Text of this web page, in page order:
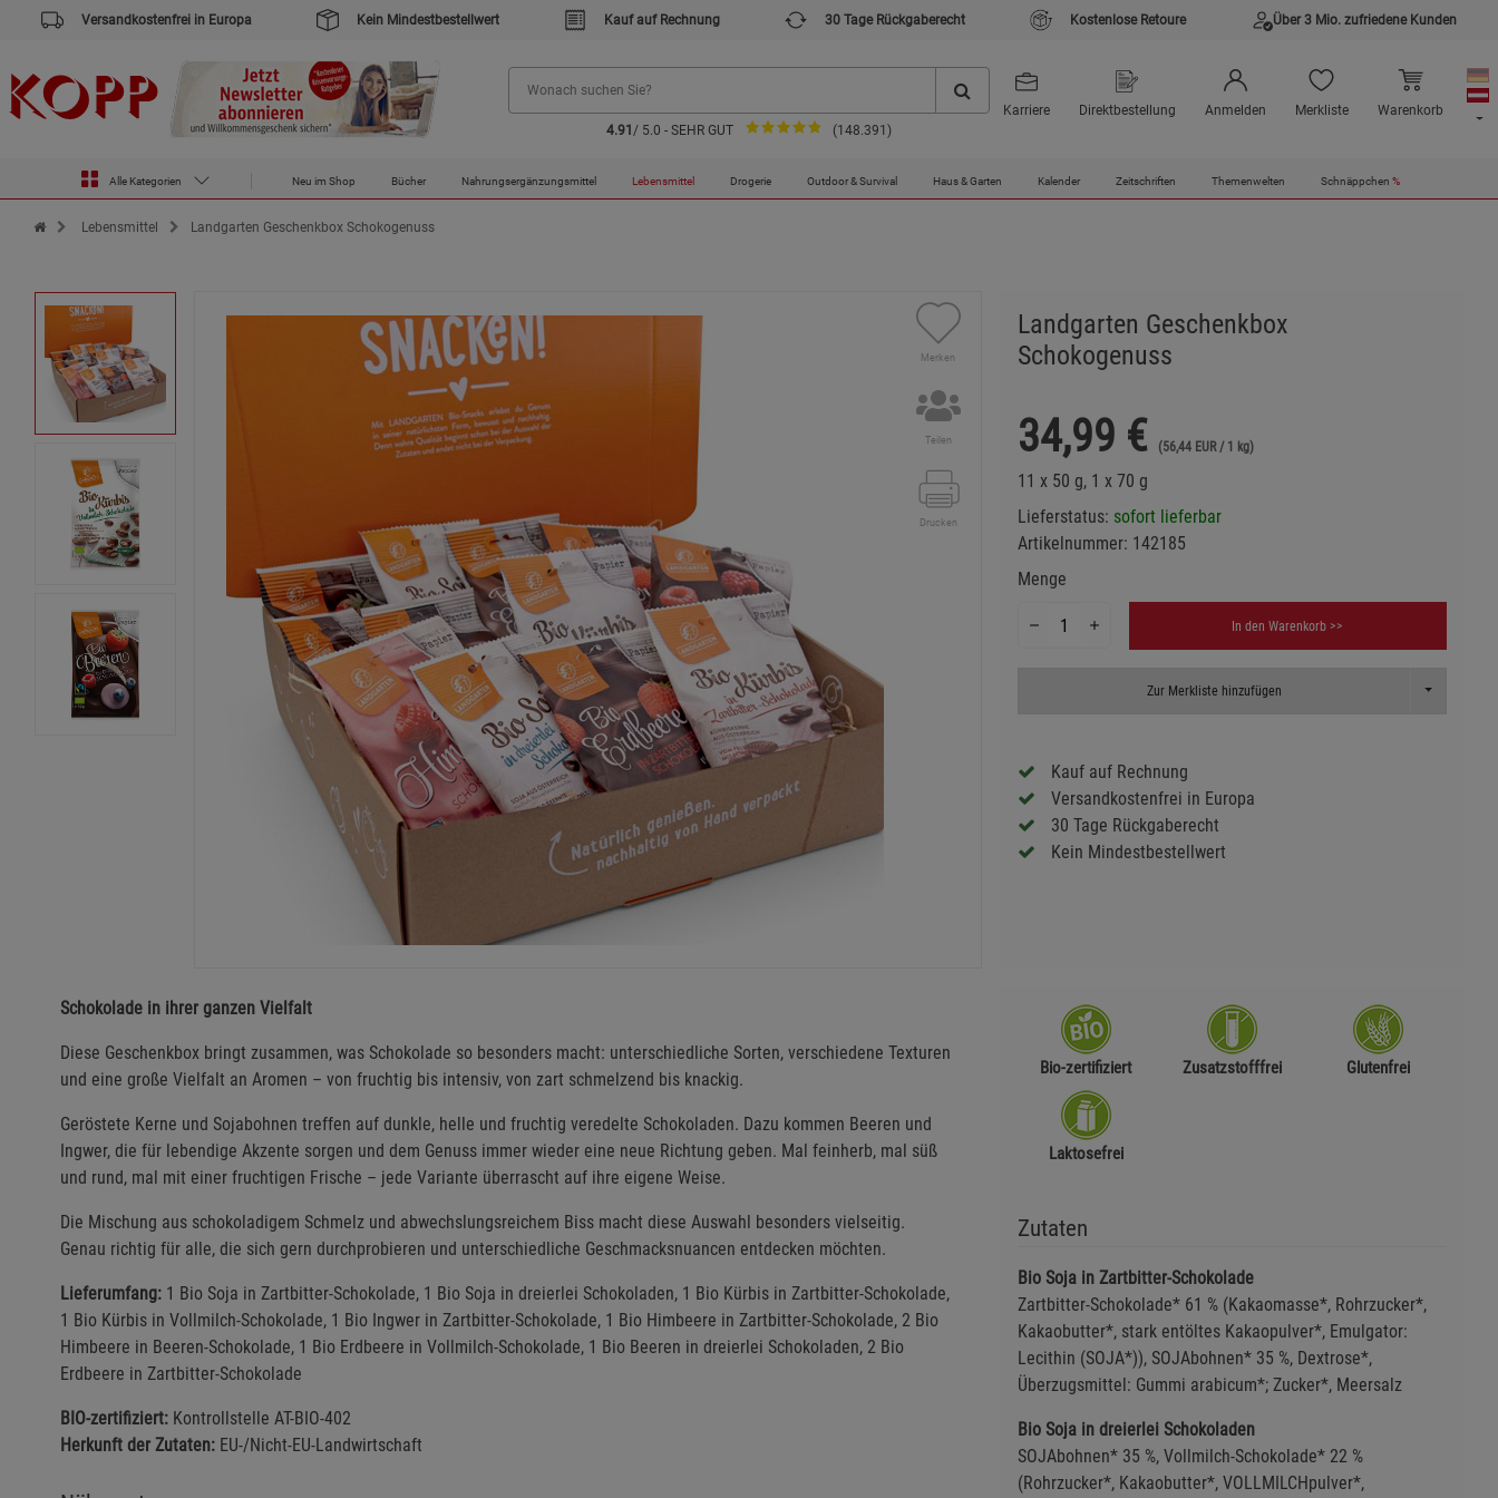
Versandkostenfrei in Europa Kein Mindestbestellwert Kauf auf Rechnung 30 Tage Rückgaberecht Kostenlose Retoure Über 3 Mio. zufriedene Kunden
4.91 / 5.0 - SEHR GUT (148.391)
Karriere Direktbestellung Anmelden Merkliste Warenkorb
Alle Kategorien Neu im Shop Bücher Nahrungsergänzungsmittel Lebensmittel Drogerie Outdoor & Survival Haus & Garten Kalender Zeitschriften Themenwelten Schnäppchen %
Zur Startseite des Kopp Verlag Online-Shop
Lebensmittel Landgarten Geschenkbox Schokogenuss
Merken
Teilen
Drucken
Landgarten Geschenkbox
Schokogenuss
34,99 € (56,44 EUR / 1 kg)
11 x 50 g, 1 x 70 g
Lieferstatus: sofort lieferbar
Artikelnummer: 142185
Menge
In den Warenkorb >>
Zur Merkliste hinzufügen Toggle
Kauf auf Rechnung
Versandkostenfrei in Europa
30 Tage Rückgaberecht
Kein Mindestbestellwert
Schokolade in ihrer ganzen Vielfalt
Diese Geschenkbox bringt zusammen, was Schokolade so besonders macht: unterschiedliche Sorten, verschiedene Texturen
und eine große Vielfalt an Aromen – von fruchtig bis intensiv, von zart schmelzend bis knackig.
Geröstete Kerne und Sojabohnen treffen auf dunkle, helle und fruchtig veredelte Schokoladen. Dazu kommen Beeren und
Ingwer, die für lebendige Akzente sorgen und dem Genuss immer wieder eine neue Richtung geben. Mal feinherb, mal süß
und rund, mal mit einer fruchtigen Frische – jede Variante überrascht auf ihre eigene Weise.
Die Mischung aus schokoladigem Schmelz und abwechslungsreichem Biss macht diese Auswahl besonders vielseitig.
Genau richtig für alle, die sich gern durchprobieren und unterschiedliche Geschmacksnuancen entdecken möchten.
Lieferumfang: 1 Bio Soja in Zartbitter-Schokolade, 1 Bio Soja in dreierlei Schokoladen, 1 Bio Kürbis in Zartbitter-Schokolade,
1 Bio Kürbis in Vollmilch-Schokolade, 1 Bio Ingwer in Zartbitter-Schokolade, 1 Bio Himbeere in Zartbitter-Schokolade, 2 Bio
Himbeere in Beeren-Schokolade, 1 Bio Erdbeere in Vollmilch-Schokolade, 1 Bio Beeren in dreierlei Schokoladen, 2 Bio
Erdbeere in Zartbitter-Schokolade
BIO-zertifiziert: Kontrollstelle AT-BIO-402
Herkunft der Zutaten: EU-/Nicht-EU-Landwirtschaft
Bio-zertifiziert Zusatzstofffrei Glutenfrei
Laktosefrei
Zutaten
Bio Soja in Zartbitter-Schokolade
Zartbitter-Schokolade* 61 % (Kakaomasse*, Rohrzucker*,
Kakaobutter*, stark entöltes Kakaopulver*, Emulgator:
Lecithin (SOJA*)), SOJAbohnen* 35 %, Dextrose*,
Überzugsmittel: Gummi arabicum*; Zucker*, Meersalz
Bio Soja in dreierlei Schokoladen
SOJAbohnen* 35 %, Vollmilch-Schokolade* 22 %
(Rohrzucker*, Kakaobutter*, VOLLMILCHpulver*,